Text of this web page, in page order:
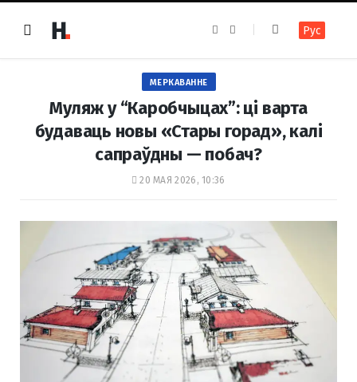
e
k
t
a
m
Рус
МЕРКАВАННЕ
Муляж у “Каробчыцах”: ці варта
будаваць новы «Стары горад», калі
сапраўдны — побач?
20 МАЯ 2026, 10:36